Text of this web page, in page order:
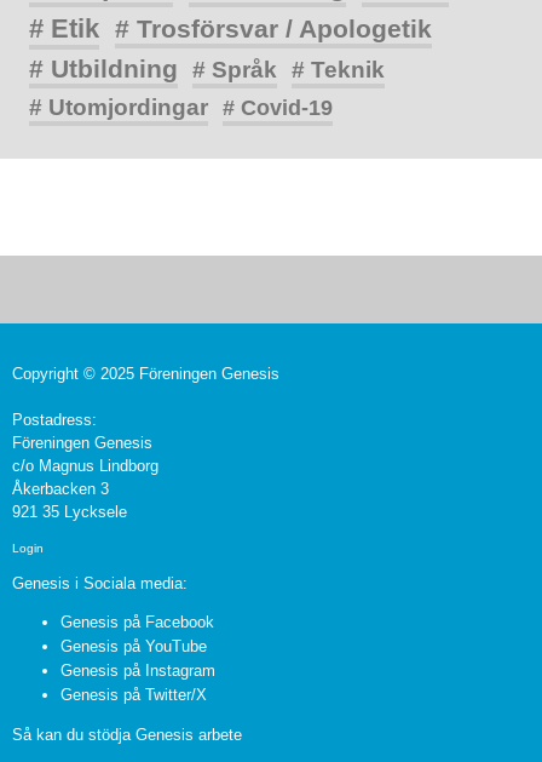
# Etik # Trosförsvar / Apologetik
# Utbildning
# Språk # Teknik
# Utomjordingar # Covid-19
Copyright © 2025 Föreningen Genesis
Postadress:
Föreningen Genesis
c/o Magnus Lindborg
Åkerbacken 3
921 35 Lycksele
Login
Genesis i Sociala media:
Genesis på Facebook
Genesis på YouTube
Genesis på Instagram
Genesis på Twitter/X
Så kan du stödja Genesis arbete